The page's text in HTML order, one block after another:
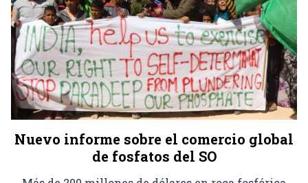
Nuevo informe sobre el comercio global
de fosfatos del SO